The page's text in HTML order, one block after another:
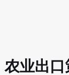
农业出